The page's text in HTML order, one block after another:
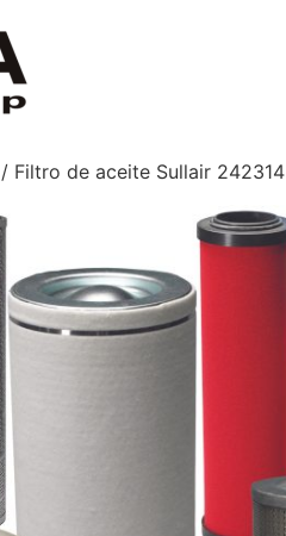
/ Filtro de aceite Sullair 242314